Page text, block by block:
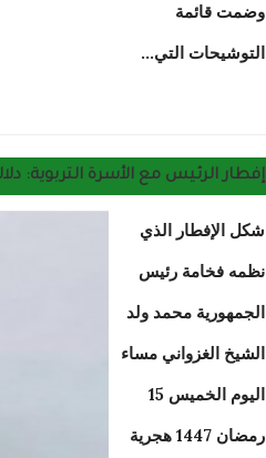
وضمت قائمة
التوشيحات التي...
إفطار الرئيس مع الأسرة التربوية:
شكل الإفطار الذي
نظمه فخامة رئيس
الجمهورية محمد ولد
الشيخ الغزواني مساء
اليوم الخميس 15
رمضان 1447 هجرية